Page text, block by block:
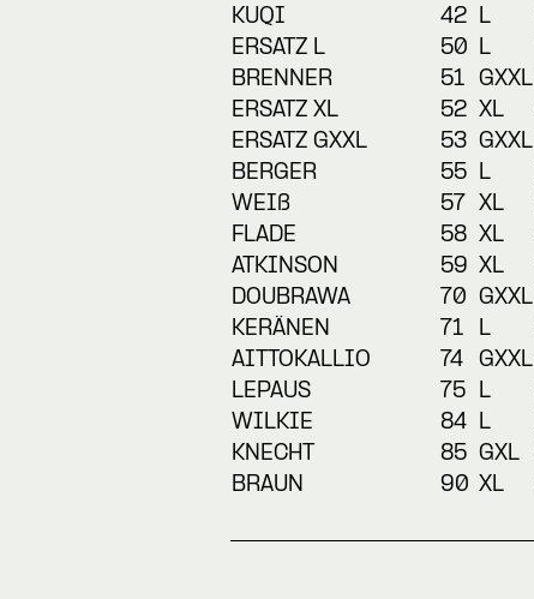
KUQI
42 L
ERSATZ L
50 L
BRENNER
51 GXXL
ERSATZ XL
52 XL
ERSATZ GXXL
53 GXXL
BERGER
55 L
WEIß
57 XL
FLADE
58 XL
ATKINSON
59 XL
DOUBRAWA
70 GXXL
KERÄNEN
71 L
AITTOKALLIO
74 GXXL
LEPAUS
75 L
WILKIE
84 L
KNECHT
85 GXL
BRAUN
90 XL